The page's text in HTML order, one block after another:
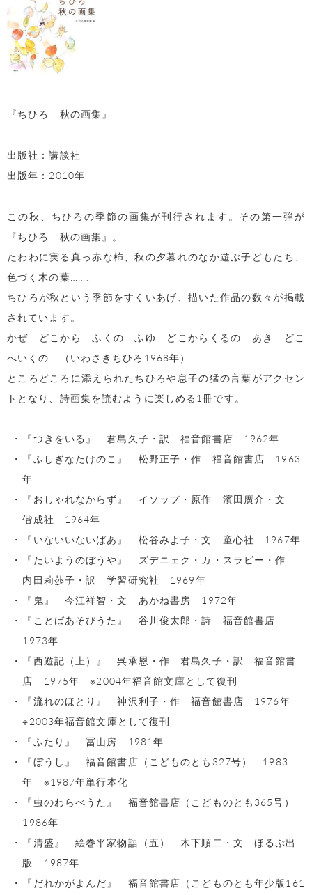
『ちひろ 秋の画集』
出版社：講談社
出版年：2010年
この秋、ちひろの季節の画集が刊行されます。その第一弾が
『ちひろ 秋の画集』。
たわわに実る真っ赤な柿、秋の夕暮れのなか遊ぶ子どもたち、
色づく木の葉……、
ちひろが秋という季節をすくいあげ、描いた作品の数々が掲載
されています。
かぜ どこから ふくの ふゆ どこからくるの あき どこ
へいくの （いわさきちひろ1968年）
ところどころに添えられたちひろや息子の猛の言葉がアクセン
トとなり、詩画集を読むように楽しめる1冊です。
『つきをいる』 君島久子・訳 福音館書店 1962年
『ふしぎなたけのこ』 松野正子・作 福音館書店 1963
年
『おしゃれなからず』 イソップ・原作 濱田廣介・文
偕成社 1964年
『いないいないばあ』 松谷みよ子・文 童心社 1967年
『たいようのぼうや』 ズデニェク・カ・スラビー・作
内田莉莎子・訳 学習研究社 1969年
『鬼』 今江祥智・文 あかね書房 1972年
『ことばあそびうた』 谷川俊太郎・詩 福音館書店
1973年
『西遊記（上）』 呉承恩・作 君島久子・訳 福音館書
店 1975年 ※2004年福音館文庫として復刊
『流れのほとり』 神沢利子・作 福音館書店 1976年
※2003年福音館文庫として復刊
『ふたり』 冨山房 1981年
『ぼうし』 福音館書店（こどものとも327号） 1983
年 ※1987年単行本化
『虫のわらべうた』 福音館書店（こどものとも365号）
1986年
『清盛』 絵巻平家物語（五） 木下順二・文 ほるぷ出
版 1987年
『だれかがよんだ』 福音館書店（こどものとも年少版161